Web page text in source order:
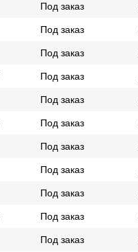
Под заказ
Под заказ
Под заказ
Под заказ
Под заказ
Под заказ
Под заказ
Под заказ
Под заказ
Под заказ
Под заказ